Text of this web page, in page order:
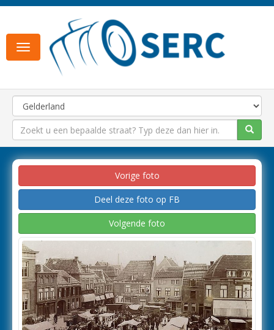
Toggle
navigation
Vorige foto
Deel deze foto op FB
Volgende foto